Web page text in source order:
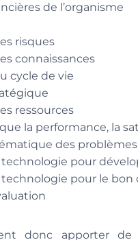
de l’organisme
risques
connaissances
cycle de vie
ressources
la performance, la
des
pour
pour le bon
donc apporter